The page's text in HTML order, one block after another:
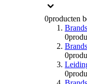
0producten
0
0
0